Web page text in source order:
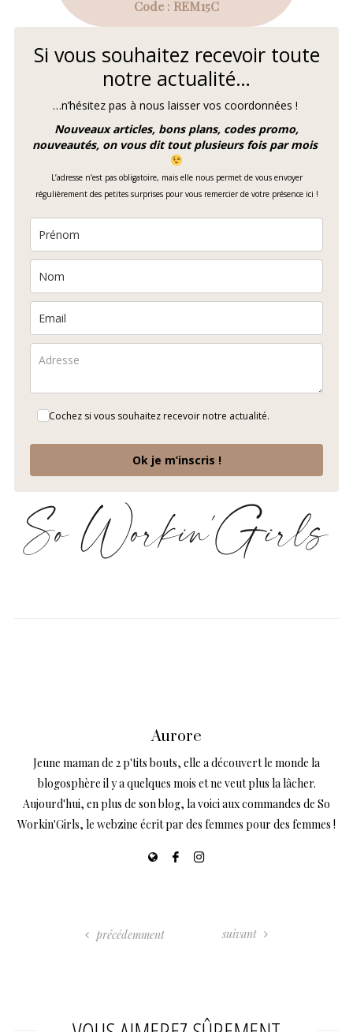
Code : REM15C
Si vous souhaitez recevoir toute
notre actualité…
…n’hésitez pas à nous laisser vos coordonnées !
Nouveaux articles, bons plans, codes promo,
nouveautés, on vous dit tout plusieurs fois par mois
L’adresse n’est pas obligatoire, mais elle nous permet de vous envoyer
régulièrement des petites surprises pour vous remercier de votre présence ici !
Cochez si vous souhaitez recevoir notre actualité.
Ok je m’inscris !
Aurore
Jeune maman de 2 p'tits bouts, elle a découvert le monde la
blogosphère il y a quelques mois et ne veut plus la lâcher.
Aujourd'hui, en plus de son blog, la voici aux commandes de So
Workin'Girls, le webzine écrit par des femmes pour des femmes !
précédemment suivant